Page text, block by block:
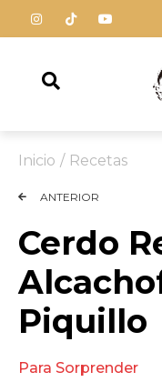
Inicio / Recetas
ANTERIOR
Cerdo
Piquillo
Para Sorprender